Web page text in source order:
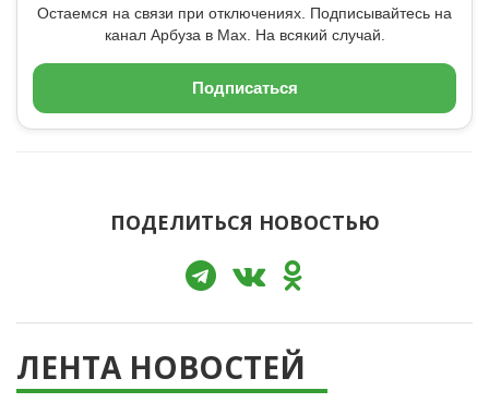
Остаемся на связи при отключениях. Подписывайтесь на
канал Арбуза в Max. На всякий случай.
Подписаться
ПОДЕЛИТЬСЯ НОВОСТЬЮ
ЛЕНТА НОВОСТЕЙ